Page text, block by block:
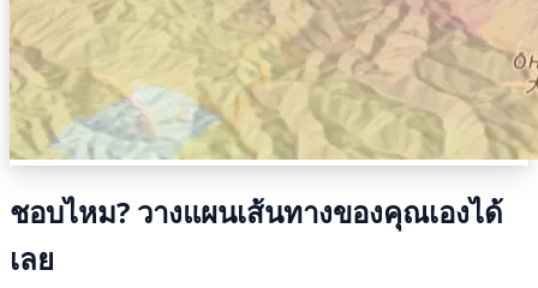
ชอบไหม? วางแผนเส้นทางของคุณเองได้
เลย